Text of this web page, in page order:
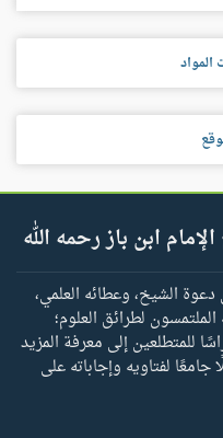
ابن باز رحمه الله
الشيخ، وعطائه العلمي،
لطرائق العلوم؛
للمتطلعين إلى معرفة المزيد
لفتاويه وإجاباته على